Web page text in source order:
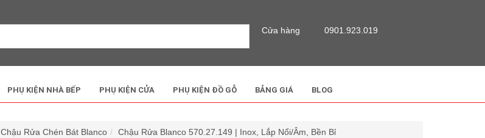
Cửa hàng 0901.923.019
PHỤ KIỆN NHÀ BẾP PHỤ KIỆN CỬA PHỤ KIỆN ĐỒ GỖ BẢNG GIÁ BLOG
Chậu Rửa Chén Bát Blanco Chậu Rửa Blanco 570.27.149 | Inox, Lắp Nổi/Âm, Bền Bỉ